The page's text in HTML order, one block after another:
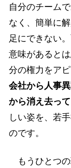
自分のチーム
なく、簡単に
足にできない
意味があると
分の権力をア
会社から人事
から消え去っ
しい姿を、若
のです。
もうひとつの